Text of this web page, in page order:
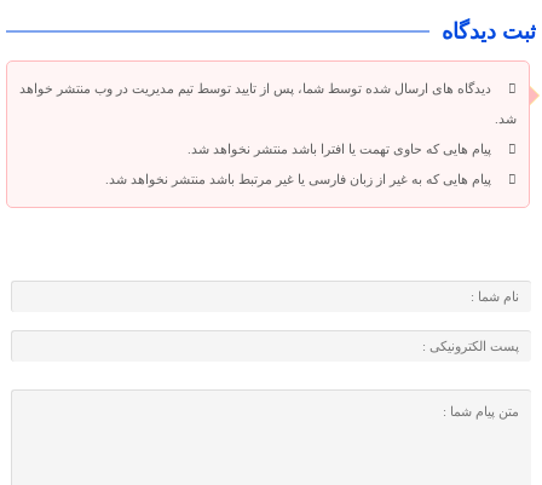
ثبت دیدگاه
دیدگاه های ارسال شده توسط شما، پس از تایید توسط تیم مدیریت در وب منتشر خواهد
شد.
پیام هایی که حاوی تهمت یا افترا باشد منتشر نخواهد شد.
پیام هایی که به غیر از زبان فارسی یا غیر مرتبط باشد منتشر نخواهد شد.